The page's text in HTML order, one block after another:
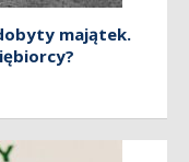
majątek.